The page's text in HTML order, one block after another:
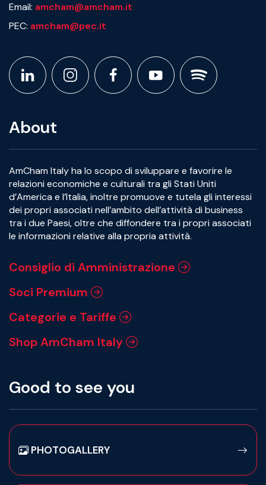
Email: amcham@amcham.it
PEC: amcham@pec.it
About
AmCham Italy ha lo scopo di sviluppare e favorire le
relazioni economiche e culturali tra gli Stati Uniti
d’America e l’Italia, inoltre promuove e tutela gli interessi
dei propri associati nell’ambito dell’attività di business
tra i due Paesi, oltre che diffondere tra i propri associati
le informazioni relative alla propria attività.
Consiglio di Amministrazione
Soci Premium
Categorie e Tariffe
Shop AmCham Italy
Good to see you
PHOTOGALLERY